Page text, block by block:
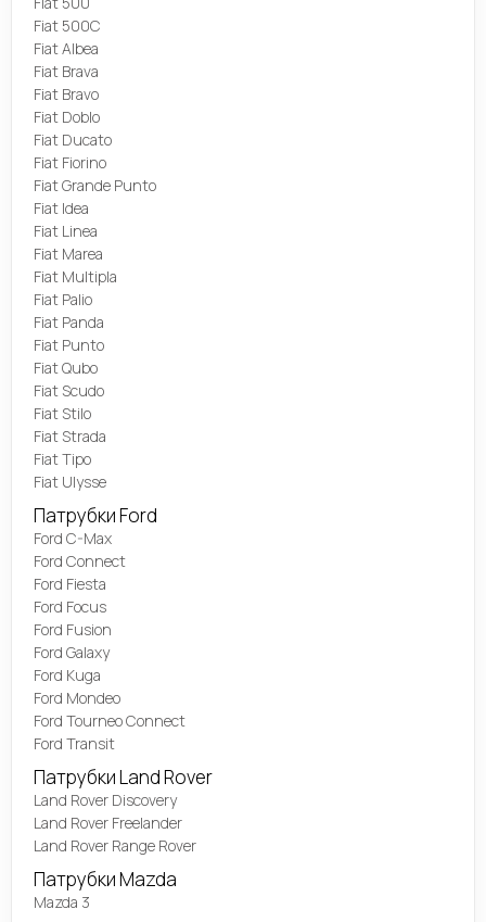
Fiat 500C
Fiat Albea
Fiat Brava
Fiat Bravo
Fiat Doblo
Fiat Ducato
Fiat Fiorino
Fiat Grande Punto
Fiat Idea
Fiat Linea
Fiat Marea
Fiat Multipla
Fiat Palio
Fiat Panda
Fiat Punto
Fiat Qubo
Fiat Scudo
Fiat Stilo
Fiat Strada
Fiat Tipo
Fiat Ulysse
Патрубки Ford
Ford C-Max
Ford Connect
Ford Fiesta
Ford Focus
Ford Fusion
Ford Galaxy
Ford Kuga
Ford Mondeo
Ford Tourneo Connect
Ford Transit
Патрубки Land Rover
Land Rover Discovery
Land Rover Freelander
Land Rover Range Rover
Патрубки Mazda
Mazda 3